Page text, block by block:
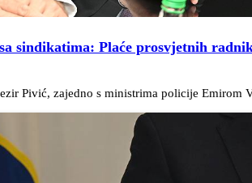
sindikatima: Plaće prosvjetnih
Pivić, zajedno s ministrima policije Emirom